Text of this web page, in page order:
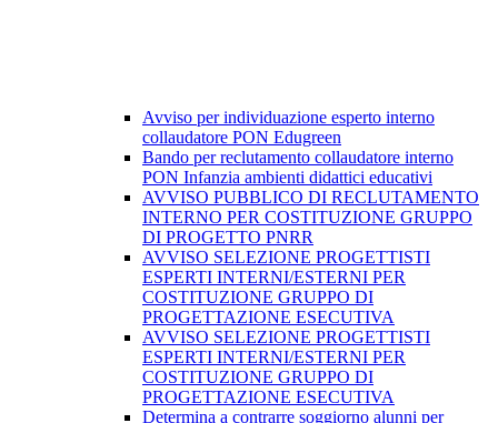
Avviso per individuazione esperto interno
collaudatore PON Edugreen
Bando per reclutamento collaudatore interno
PON Infanzia ambienti didattici educativi
AVVISO PUBBLICO DI RECLUTAMENTO
INTERNO PER COSTITUZIONE GRUPPO
DI PROGETTO PNRR
AVVISO SELEZIONE PROGETTISTI
ESPERTI INTERNI/ESTERNI PER
COSTITUZIONE GRUPPO DI
PROGETTAZIONE ESECUTIVA
AVVISO SELEZIONE PROGETTISTI
ESPERTI INTERNI/ESTERNI PER
COSTITUZIONE GRUPPO DI
PROGETTAZIONE ESECUTIVA
Determina a contrarre soggiorno alunni per